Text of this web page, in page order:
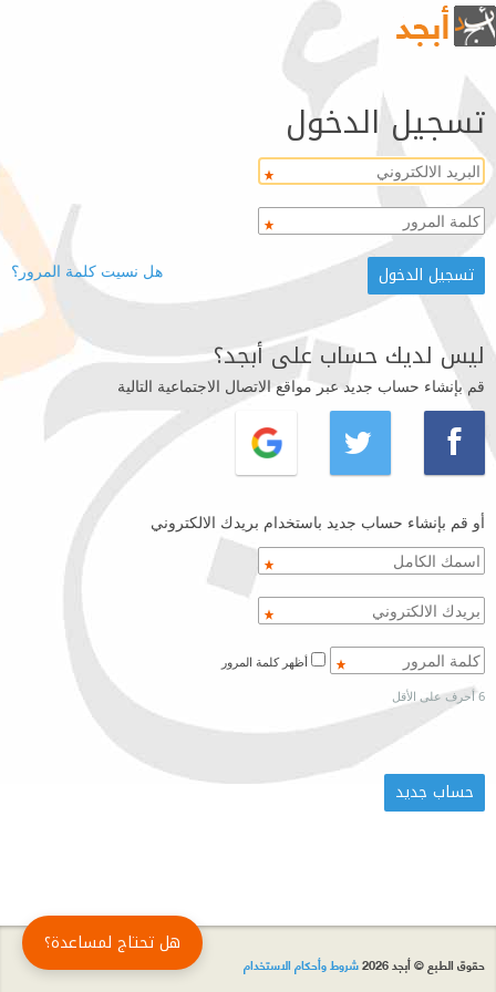
تسجيل الدخول
هل نسيت كلمة المرور؟
ليس لديك حساب على أبجد؟
قم بإنشاء حساب جديد عبر مواقع الاتصال الاجتماعية التالية
أو قم بإنشاء حساب جديد باستخدام بريدك الالكتروني
6 أحرف على الأقل
حقوق الطبع © أبجد 2026 شروط وأحكام الاستخدام
هل تحتاج لمساعدة؟